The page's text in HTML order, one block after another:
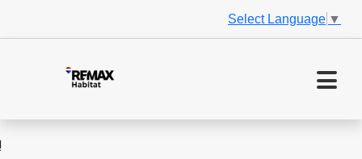
Select Language ▼